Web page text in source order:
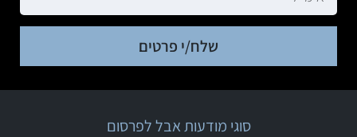
שלח/י פרטים
סוגי מודעות אבל לפרסום